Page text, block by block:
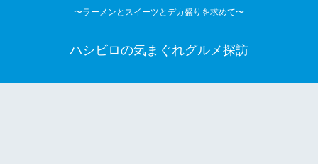
〜ラーメンとスイーツとデカ盛りを求めて〜
ハシビロの気まぐれグルメ探訪